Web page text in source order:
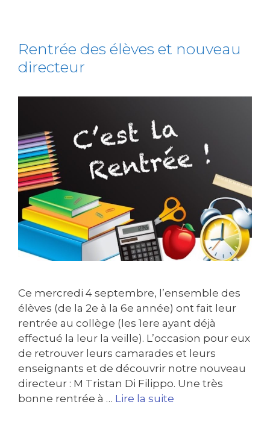
Rentrée des élèves et nouveau
directeur
Ce mercredi 4 septembre, l’ensemble des
élèves (de la 2e à la 6e année) ont fait leur
rentrée au collège (les 1ere ayant déjà
effectué la leur la veille). L’occasion pour eux
de retrouver leurs camarades et leurs
enseignants et de découvrir notre nouveau
directeur : M Tristan Di Filippo. Une très
bonne rentrée à … Lire la suite